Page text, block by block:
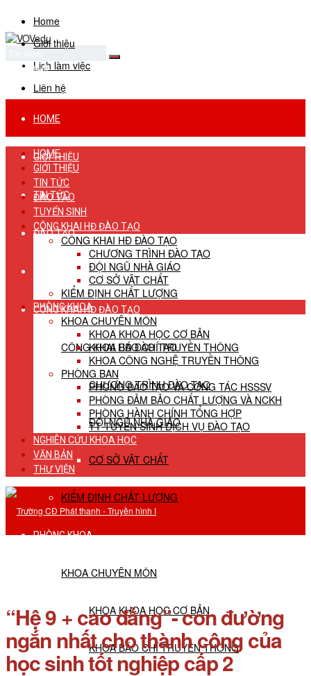
Home
Giới thiệu
Lịch làm việc
Liên hệ
No Result
View All Result
HOME
GIỚI THIỆU
TIN TỨC
ĐÀO TẠO
TUYỂN SINH
CÔNG KHAI HĐ ĐÀO TẠO
CÔNG KHAI HĐ ĐÀO TẠO
CHƯƠNG TRÌNH ĐÀO TẠO
ĐỘI NGŨ NHÀ GIÁO
CƠ SỞ VẬT CHẤT
KIỂM ĐỊNH CHẤT LƯỢNG
PHÒNG KHOA
KHOA CHUYÊN MÔN
KHOA KHOA HỌC CƠ BẢN
KHOA BÁO CHÍ TRUYỀN THÔNG
HOME
GIỚI THIỆU
TIN TỨC
ĐÀO TẠO
TUYỂN SINH
CÔNG KHAI HĐ ĐÀO TẠO
CÔNG KHAI HĐ ĐÀO TẠO
CHƯƠNG TRÌNH ĐÀO TẠO
ĐỘI NGŨ NHÀ GIÁO
CƠ SỞ VẬT CHẤT
KIỂM ĐỊNH CHẤT LƯỢNG
PHÒNG KHOA
KHOA CHUYÊN MÔN
KHOA KHOA HỌC CƠ BẢN
KHOA BÁO CHÍ TRUYỀN THÔNG
KHOA CÔNG NGHỆ TRUYỀN THÔNG
PHÒNG BAN
PHÒNG ĐÀO TẠO VÀ CÔNG TÁC HSSSV
PHÒNG ĐẢM BẢO CHẤT LƯỢNG VÀ NCKH
PHÒNG HÀNH CHÍNH TỔNG HỢP
TT TUYỂN SINH DỊCH VỤ ĐÀO TẠO
NGHIÊN CỨU KHOA HỌC
VĂN BẢN
THƯ VIỆN
“Hệ 9 + cao đẳng”- con đường
ngắn nhất cho thành công của
học sinh tốt nghiệp cấp 2